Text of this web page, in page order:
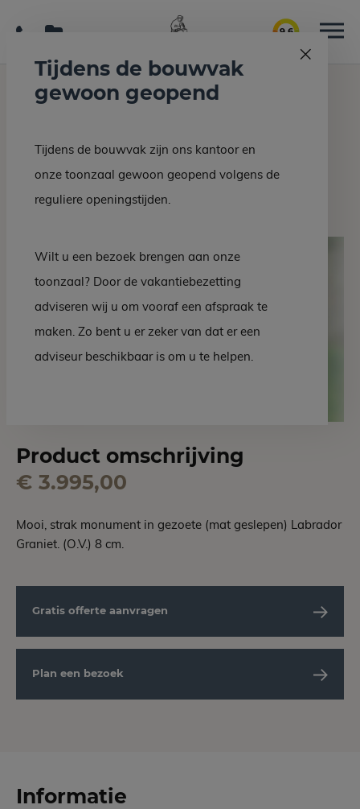
9.6
Home Grafmonumenten EM 99-10
EM 99-10
Product omschrijving
€ 3.995,00
Mooi, strak monument in gezoete (mat geslepen) Labrador
Graniet. (O.V.) 8 cm.
Gratis offerte aanvragen
Plan een bezoek
Informatie
Tijdens de bouwvak
gewoon geopend
Tijdens de bouwvak zijn ons kantoor en
onze toonzaal gewoon geopend volgens de
reguliere openingstijden.
Wilt u een bezoek brengen aan onze
toonzaal? Door de vakantiebezetting
adviseren wij u om vooraf een afspraak te
maken. Zo bent u er zeker van dat er een
adviseur beschikbaar is om u te helpen.